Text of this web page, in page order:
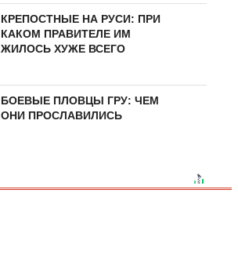
КРЕПОСТНЫЕ НА РУСИ: ПРИ
КАКОМ ПРАВИТЕЛЕ ИМ
ЖИЛОСЬ ХУЖЕ ВСЕГО
БОЕВЫЕ ПЛОВЦЫ ГРУ: ЧЕМ
ОНИ ПРОСЛАВИЛИСЬ